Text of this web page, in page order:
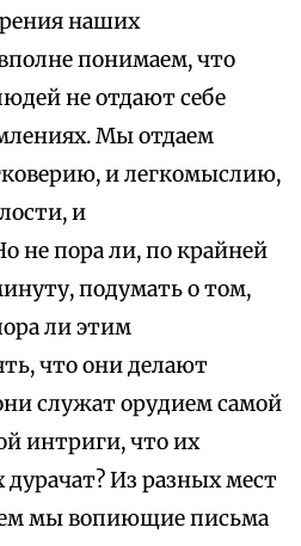
наших
понимаем, что
не отдают себе
Мы отдаем
и легкомыслию,
и
не пора ли, по крайней
подумать о том,
ли этим
что они делают
служат орудием самой
интриги, что их
Из разных мест
мы вопиющие письма